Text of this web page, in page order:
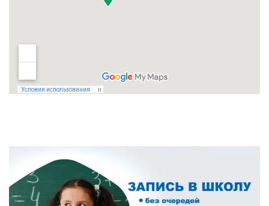
Противодействие коррупции
II. Практико-ориентированность
IV. Развитие функциональной
грамотности
ОСНОВНАЯ
ПАНЕЛЬ